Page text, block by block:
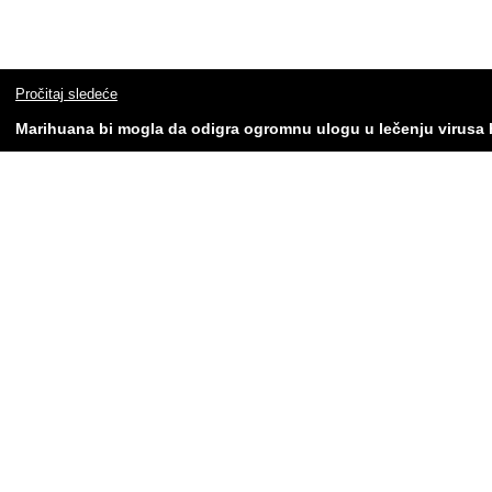
Pročitaj sledeće
Marihuana bi mogla da odigra ogromnu ulogu u lečenju virusa